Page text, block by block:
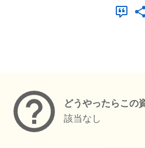
どうやったらこの
該当なし